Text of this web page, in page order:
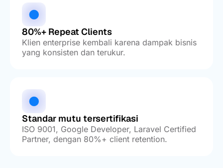
80%+ Repeat Clients
Klien enterprise kembali karena dampak bisnis
yang konsisten dan terukur.
Standar mutu tersertifikasi
ISO 9001, Google Developer, Laravel Certified
Partner, dengan 80%+ client retention.